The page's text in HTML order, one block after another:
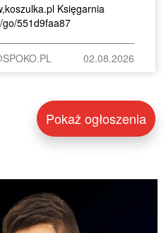
Księgarnia
551d9faa87
02.08.2026
Pokaż ogłoszenia